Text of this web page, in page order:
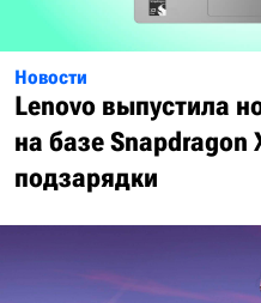
Новости
Lenovo выпустила
на базе Snapdragon
подзарядки